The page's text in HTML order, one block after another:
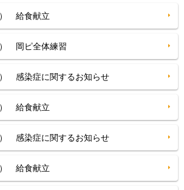
） 給食献立
岡ピ全体練習
感染症に関するお知らせ
） 給食献立
感染症に関するお知らせ
） 給食献立